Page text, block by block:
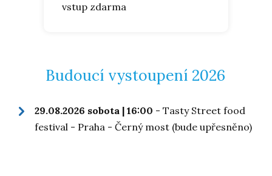
vstup zdarma
Budoucí vystoupení 2026
29.08.2026 sobota | 16:00 - Tasty Street food
festival - Praha - Černý most (bude upřesněno)